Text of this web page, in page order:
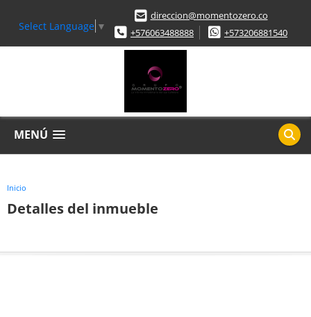
Select Language ▼
direccion@momentozero.co
+576063488888
+573206881540
MENÚ
Inicio
Detalles del inmueble